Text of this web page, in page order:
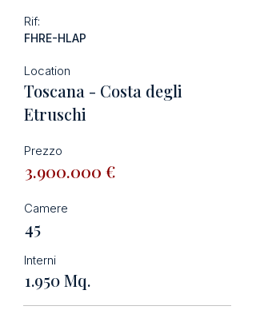
Rif:
FHRE-HLAP
Location
Toscana - Costa degli
Etruschi
Prezzo
3.900.000 €
Camere
45
Interni
1.950 Mq.